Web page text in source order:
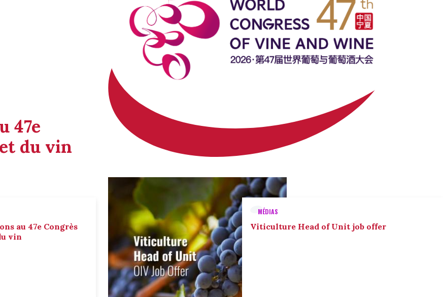
47e
du vin
au 47e Congrès
vin
MÉDIAS
Viticulture Head of Unit job offer